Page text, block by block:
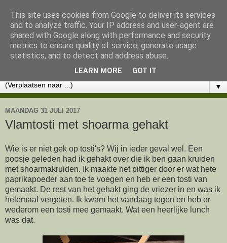
Lekker eten met Marlon
KOOKWORKSHOPS - CHOCOLADE WORKSHOPS -
CATERING - RECEPTEN
▼
MAANDAG 31 JULI 2017
Vlamtosti met shoarma gehakt
Wie is er niet gek op tosti's? Wij in ieder geval wel. Een
poosje geleden had ik gehakt over die ik ben gaan kruiden
met shoarmakruiden. Ik maakte het pittiger door er wat hete
paprikapoeder aan toe te voegen en heb er een tosti van
gemaakt. De rest van het gehakt ging de vriezer in en was ik
helemaal vergeten. Ik kwam het vandaag tegen en heb er
wederom een tosti mee gemaakt. Wat een heerlijke lunch
was dat.
This site uses cookies from Google to deliver its services
and to analyze traffic. Your IP address and user-agent are
shared with Google along with performance and security
metrics to ensure quality of service, generate usage
statistics, and to detect and address abuse.
LEARN MORE GOT IT